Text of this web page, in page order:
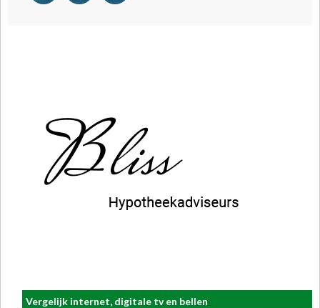
Vergelijk internet, digitale tv en bellen